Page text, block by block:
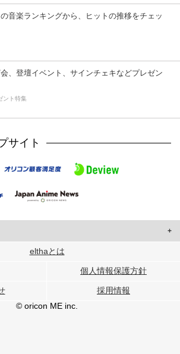
音楽ランキングから、ヒットの推移をチェッ
、登壇イベント、サインチェキなどプレゼン
ント特集
サイト
使用して、ユーザーに合わせたコンテンツや広告の
タ解析の各パートナーに提供しています。
とユーザーが各パートナーに提供した他の情報や、
サービスを使用したときに収集した他の情報を組み
elthaとは
個人情報保護方針
採用情報
© oricon ME inc.